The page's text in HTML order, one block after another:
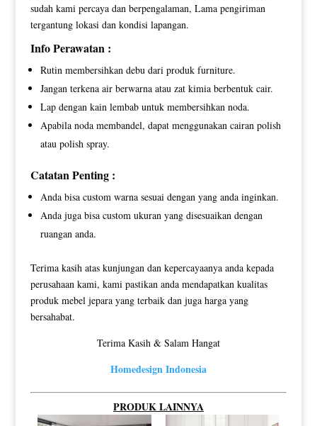
sudah kami percaya dan berpengalaman, Lama pengiriman
tergantung lokasi dan kondisi lapangan.
Info Perawatan :
Rutin membersihkan debu dari produk furniture.
Jangan terkena air berwarna atau zat kimia berbentuk cair.
Lap dengan kain lembab untuk membersihkan noda.
Apabila noda membandel, dapat menggunakan cairan polish
atau polish spray.
Catatan Penting :
Anda bisa custom warna sesuai dengan yang anda inginkan.
Anda juga bisa custom ukuran yang disesuaikan dengan
ruangan anda.
Terima kasih atas kunjungan dan kepercayaanya anda kepada
perusahaan kami, kami pastikan anda mendapatkan kualitas
produk mebel jepara yang terbaik dan juga harga yang
bersahabat.
Terima Kasih & Salam Hangat
Homedesign Indonesia
PRODUK LAINNYA